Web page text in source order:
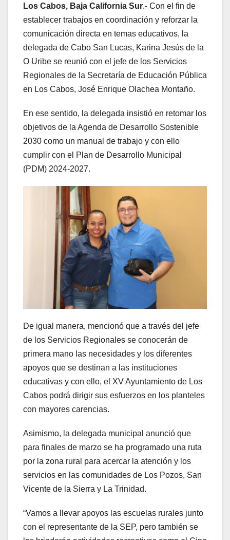
Los Cabos, Baja California Sur.- Con el fin de
establecer trabajos en coordinación y reforzar la
comunicación directa en temas educativos, la
delegada de Cabo San Lucas, Karina Jesús de la
O Uribe se reunió con el jefe de los Servicios
Regionales de la Secretaría de Educación Pública
en Los Cabos, José Enrique Olachea Montaño.
En ese sentido, la delegada insistió en retomar los
objetivos de la Agenda de Desarrollo Sostenible
2030 como un manual de trabajo y con ello
cumplir con el Plan de Desarrollo Municipal
(PDM) 2024-2027.
De igual manera, mencionó que a través del jefe
de los Servicios Regionales se conocerán de
primera mano las necesidades y los diferentes
apoyos que se destinan a las instituciones
educativas y con ello, el XV Ayuntamiento de Los
Cabos podrá dirigir sus esfuerzos en los planteles
con mayores carencias.
Asimismo, la delegada municipal anunció que
para finales de marzo se ha programado una ruta
por la zona rural para acercar la atención y los
servicios en las comunidades de Los Pozos, San
Vicente de la Sierra y La Trinidad.
“Vamos a llevar apoyos las escuelas rurales junto
con el representante de la SEP, pero también se